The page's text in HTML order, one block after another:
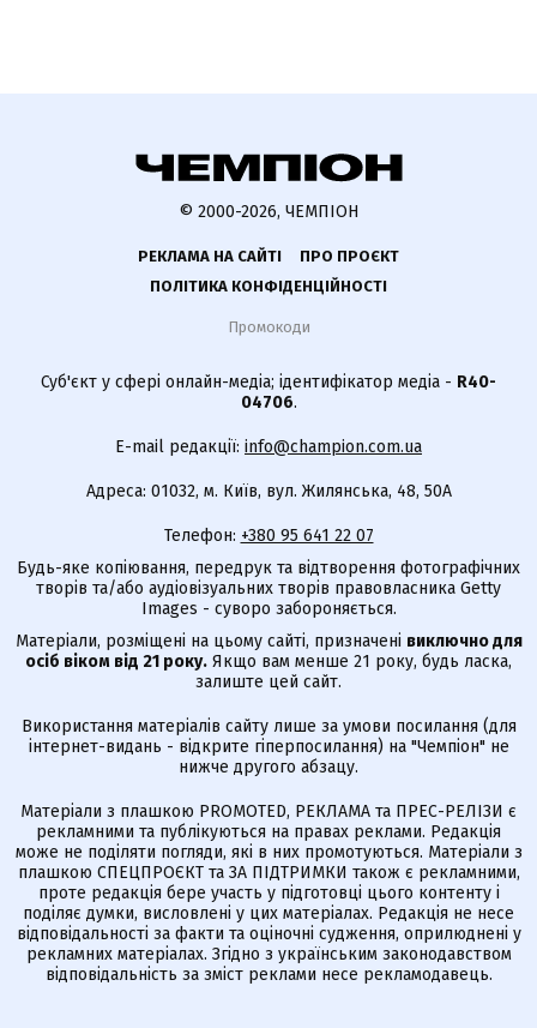
© 2000-2026, ЧЕМПІОН
РЕКЛАМА НА САЙТІ
ПРО ПРОЄКТ
ПОЛІТИКА КОНФІДЕНЦІЙНОСТІ
Промокоди
Суб'єкт у сфері онлайн-медіа; ідентифікатор медіа - R40-
04706.
E-mail редакції: info@champion.com.ua
Адреса: 01032, м. Київ, вул. Жилянська, 48, 50А
Телефон: +380 95 641 22 07
Будь-яке копіювання, передрук та відтворення фотографічних
творів та/або аудіовізуальних творів правовласника Getty
Images - суворо забороняється.
Матеріали, розміщені на цьому сайті, призначені виключно для
осіб віком від 21 року. Якщо вам менше 21 року, будь ласка,
залиште цей сайт.
Використання матеріалів сайту лише за умови посилання (для
інтернет-видань - відкрите гіперпосилання) на "Чемпіон" не
нижче другого абзацу.
Матеріали з плашкою PROMOTED, РЕКЛАМА та ПРЕС-РЕЛІЗИ є
рекламними та публікуються на правах реклами. Редакція
може не поділяти погляди, які в них промотуються. Матеріали з
плашкою СПЕЦПРОЄКТ та ЗА ПІДТРИМКИ також є рекламними,
проте редакція бере участь у підготовці цього контенту і
поділяє думки, висловлені у цих матеріалах. Редакція не несе
відповідальності за факти та оціночні судження, оприлюднені у
рекламних матеріалах. Згідно з українським законодавством
відповідальність за зміст реклами несе рекламодавець.